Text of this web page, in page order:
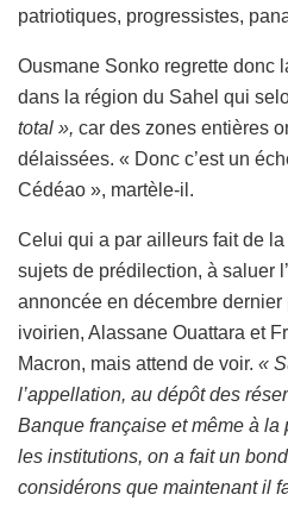
patriotiques, progressistes,
Ousmane Sonko regrette donc
dans la région du Sahel qui
total », car des zones entières
délaissées. « Donc c’est un
Cédéao », martèle-il.
Celui qui a par ailleurs fait de
sujets de prédilection, à saluer
annoncée en décembre dernier
ivoirien, Alassane Ouattara et
Macron, mais attend de voir. «
l’appellation, au dépôt des
Banque française et même à
les institutions, on a fait un
considérons que maintenant il